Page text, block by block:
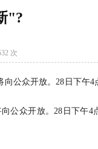
"?
次
向公众开放。28日下午
公众开放。28日下午4